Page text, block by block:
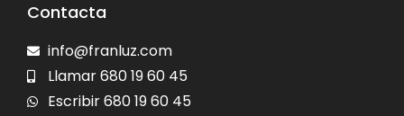
Contacta
info@franluz.com
Llamar 680 19 60 45
Escribir 680 19 60 45